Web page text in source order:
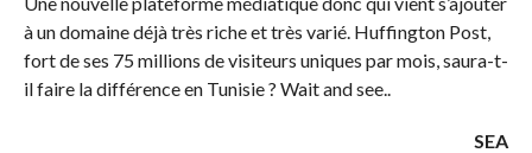
à un domaine déjà très riche et très varié. Huffington Post,
fort de ses 75 millions de visiteurs uniques par mois, saura-t-
il faire la différence en Tunisie ? Wait and see..
SEA